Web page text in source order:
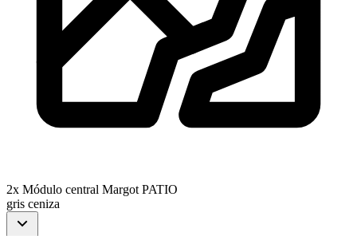
2x Módulo central Margot PATIO
gris ceniza